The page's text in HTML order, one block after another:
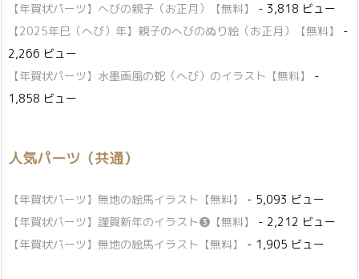
【年賀状パーツ】へびの親子（お正月）【無料】
- 3,818 ビュー
【2025年巳（へび）年】親子のへびのぬり絵（お正月）【無料】
-
2,266 ビュー
【年賀状パーツ】水墨画風の蛇（へび）のイラスト【無料】
-
1,858 ビュー
人気パーツ（共通）
【年賀状パーツ】無地の絵馬イラスト【無料】
- 5,093 ビュー
【年賀状パーツ】謹賀新年のイラスト❸【無料】
- 2,212 ビュー
【年賀状パーツ】無地の絵馬イラスト【無料】
- 1,905 ビュー